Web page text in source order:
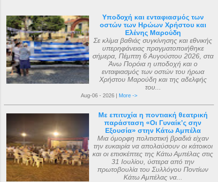
Υποδοχή και ενταφιασμός των
οστών των Ηρώων Χρήστου και
Ελένης Μαρούδη
Σε κλίμα βαθιάς συγκίνησης και εθνικής
υπερηφάνειας πραγματοποιήθηκε
σήμερα, Πέμπτη 6 Αυγούστου 2026, στα
Άνω Πορόια η υποδοχή και ο
ενταφιασμός των οστών του ήρωα
Χρήστου Μαρούδη και της αδελφής
του...
Aug-06 - 2026 | More ->
Με επιτυχία η ποντιακή θεατρική
παράσταση «Οι Γυναίκ’ς σην
Εξουσία» στην Κάτω Αμπέλα
Μια όμορφη πολιτιστική βραδιά είχαν
την ευκαιρία να απολαύσουν οι κάτοικοι
και οι επισκέπτες της Κάτω Αμπέλας στις
31 Ιουλίου, ύστερα από την
πρωτοβουλία του Συλλόγου Ποντίων
Κάτω Αμπέλας να...